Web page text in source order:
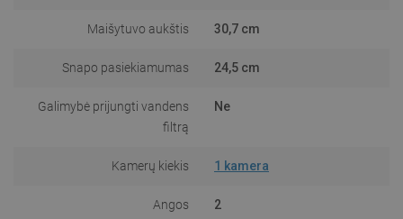
Maišytuvo aukštis 30,7 cm
Snapo pasiekiamumas 24,5 cm
Galimybė prijungti vandens
filtrą
Ne
Kamerų kiekis 1 kamera
Angos 2